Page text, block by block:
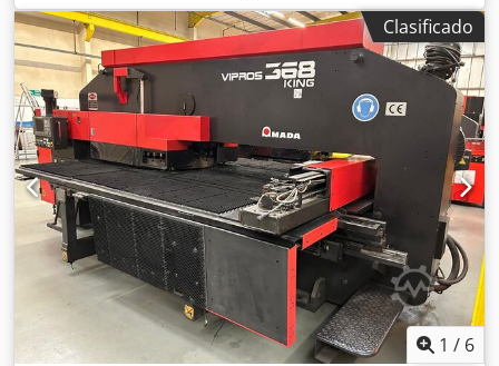
puente Capacidad de la prensa ... 30 toneladas (294 kN)
Tipo de prensa ... Cilindro hidráulico servo de alta
velocidad Distancia de recorrido del eje ... 1525 x 2000 mm
Dkodpsvn D Tfjfx Aixor Tamaño máximo de chapa
trabajable ... 1525 x 4000 mm (con reposicionamiento
automático) Espesor máximo del material ... 3,2 mm acero
dulce Diámetro máximo del orificio Material máximo ... .
(resistencia al corte 36 kg/mm2) 82 mm de diámetro Peso
máximo del material ... 75 kg Peso máximo del material
(velocidad máxima) ... 60 kg Diámetro máximo del orificio ...
114,3 mm Número de estaciones ... 58 estaciones: 24 x
12,7 mm 24 x 31,7 mm 4 x 50,8 mm 2 x 88,9 mm Índice
automático 2 x 31,7 mm 2 x 114,3 mm Velocidad del eje ...
113,0 m/min Golpes por minuto (paso de 2 mm) ... 860
H.P.M./carrera de 3 mm (paso de 8 mm) ... 560
Clasificado
1 / 6